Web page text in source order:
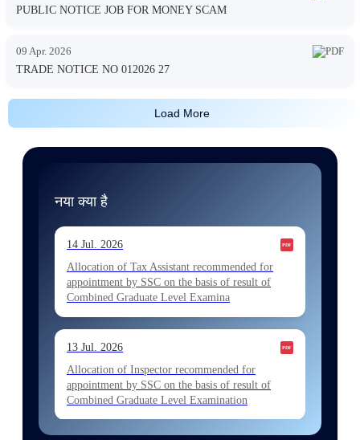
PUBLIC NOTICE JOB FOR MONEY SCAM
09 Apr. 2026
TRADE NOTICE NO 012026 27
Load More
नया क्या है
14 Jul. 2026
Allocation of Tax Assistant recommended for
appointment by SSC on the basis of result of
Combined Graduate Level Examina
13 Jul. 2026
Allocation of Inspector recommended for
appointment by SSC on the basis of result of
Combined Graduate Level Examination